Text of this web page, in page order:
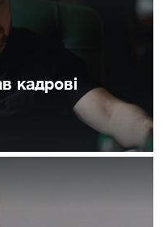
кадрові